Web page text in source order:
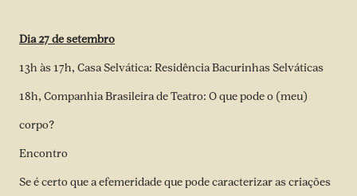
Dia 27 de setembro
13h às 17h, Casa Selvática: Residência Bacurinhas Selváticas
18h, Companhia Brasileira de Teatro: O que pode o (meu)
corpo?
Encontro
Se é certo que a efemeridade que pode caracterizar as criações